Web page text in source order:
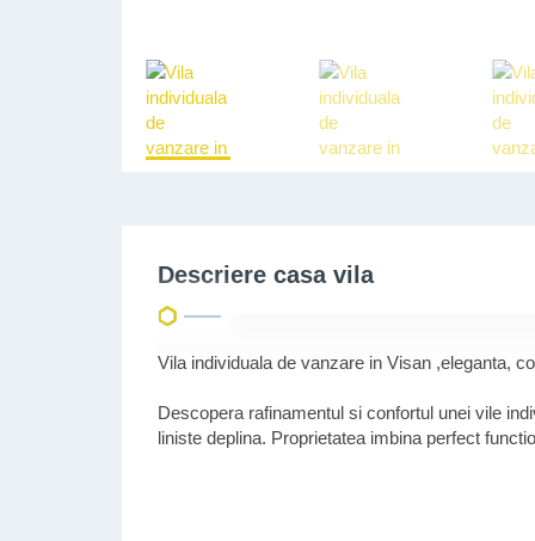
Descriere casa vila
Vila individuala de vanzare in Visan ,eleganta,
Descopera rafinamentul si confortul unei vile
liniste deplina. Proprietatea imbina perfect